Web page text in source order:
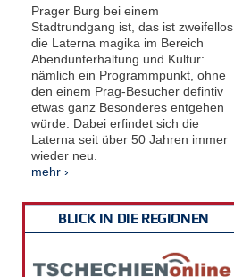
Prager Burg bei einem
Stadtrundgang ist, das ist zweifellos
die Laterna magika im Bereich
Abendunterhaltung und Kultur:
nämlich ein Programmpunkt, ohne
den einem Prag-Besucher defintiv
etwas ganz Besonderes entgehen
würde. Dabei erfindet sich die
Laterna seit über 50 Jahren immer
wieder neu.
mehr ›
BLICK IN DIE REGIONEN